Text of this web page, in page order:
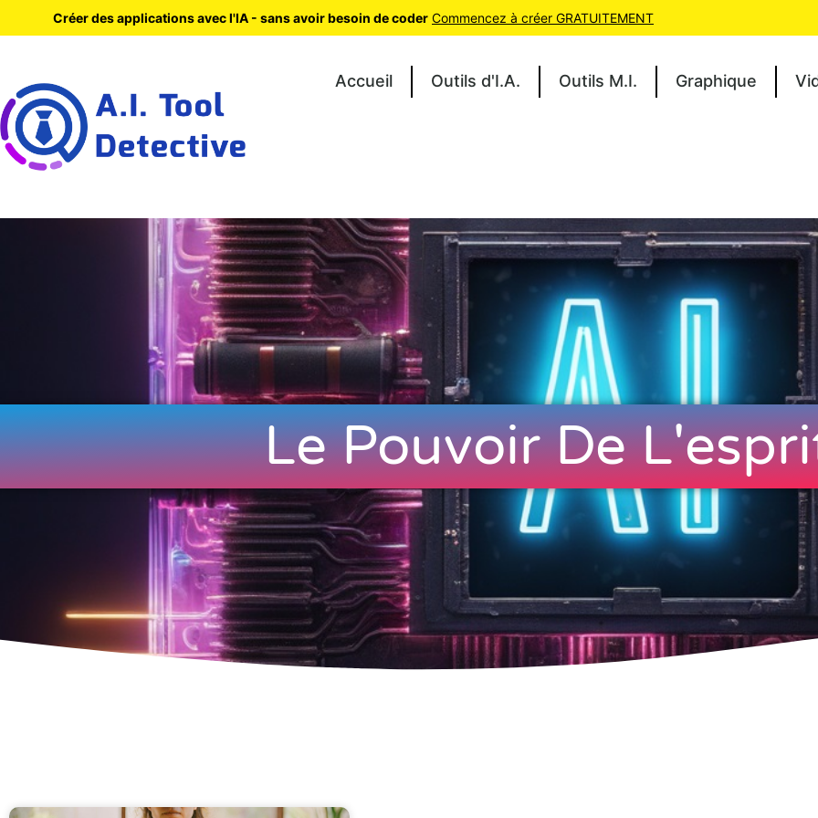
Accueil Outils d'I.A. Outils M.I. Graphique
Le Pouvoir De
Créer des applications avec l'IA - sans avoir besoin de coder Commencez à créer GRATUITEMENT